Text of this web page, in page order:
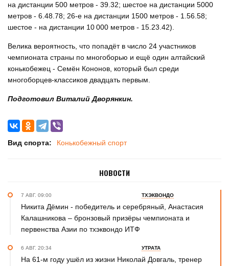
на дистанции 500 метров - 39.32; шестое на дистанции 5000
метров - 6.48.78; 26-е на дистанции 1500 метров - 1.56.58;
шестое - на дистанции 10 000 метров - 15.23.42).
Велика вероятность, что попадёт в число 24 участников
чемпионата страны по многоборью и ещё один алтайский
конькобежец - Семён Кононов, который был среди
многоборцев-классиков двадцать первым.
Подготовил Виталий Дворянкин.
Вид спорта: Конькобежный спорт
НОВОСТИ
7 АВГ. 09:00 ТХЭКВОНДО
Никита Дёмин - победитель и серебряный, Анастасия
Калашникова – бронзовый призёры чемпионата и
первенства Азии по тхэквондо ИТФ
6 АВГ. 20:34 УТРАТА
На 61-м году ушёл из жизни Николай Довгаль, тренер